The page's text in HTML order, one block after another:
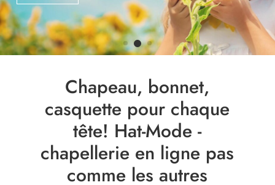
Chapeau, bonnet,
casquette pour chaque
tête! Hat-Mode -
chapellerie en ligne pas
comme les autres